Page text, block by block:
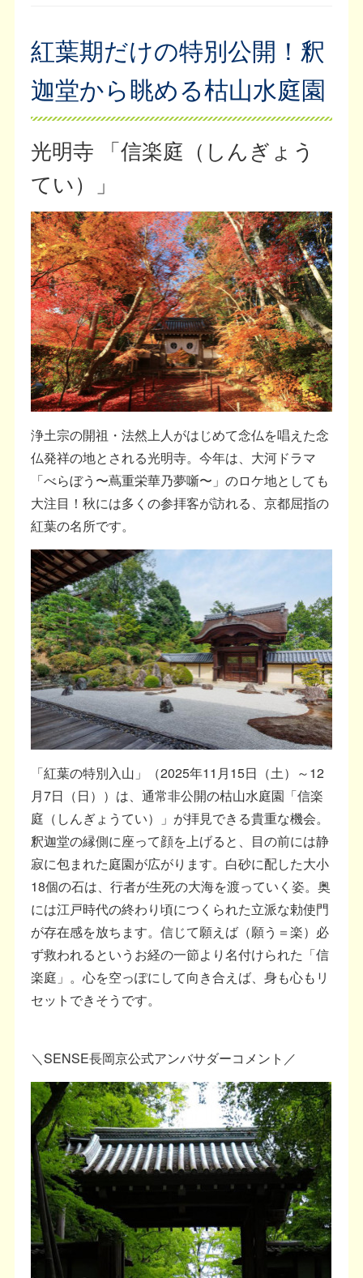
紅葉期だけの特別公開！釈
迦堂から眺める枯山水庭園
光明寺 「信楽庭（しんぎょう
てい）」
浄土宗の開祖・法然上人がはじめて念仏を唱えた念
仏発祥の地とされる光明寺。今年は、大河ドラマ
「べらぼう〜蔦重栄華乃夢噺〜」のロケ地としても
大注目！秋には多くの参拝客が訪れる、京都屈指の
紅葉の名所です。
「紅葉の特別入山」（2025年11月15日（土）～12
月7日（日））は、通常非公開の枯山水庭園「信楽
庭（しんぎょうてい）」が拝見できる貴重な機会。
釈迦堂の縁側に座って顔を上げると、目の前には静
寂に包まれた庭園が広がります。白砂に配した大小
18個の石は、行者が生死の大海を渡っていく姿。奥
には江戸時代の終わり頃につくられた立派な勅使門
が存在感を放ちます。信じて願えば（願う＝楽）必
ず救われるというお経の一節より名付けられた「信
楽庭」。心を空っぽにして向き合えば、身も心もリ
セットできそうです。
＼SENSE長岡京公式アンバサダーコメント／